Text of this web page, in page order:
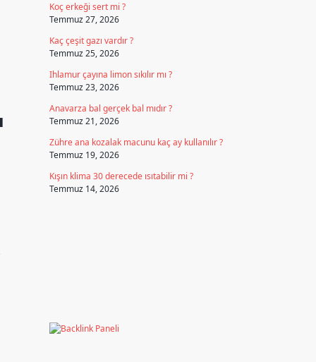
Koç erkeği sert mi ?
Temmuz 27, 2026
Kaç çeşit gazı vardır ?
Temmuz 25, 2026
Ihlamur çayına limon sıkılır mı ?
Temmuz 23, 2026
Anavarza bal gerçek bal mıdır ?
Temmuz 21, 2026
Zühre ana kozalak macunu kaç ay kullanılır ?
Temmuz 19, 2026
Kışın klima 30 derecede ısıtabilir mi ?
Temmuz 14, 2026